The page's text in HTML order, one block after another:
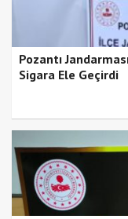
Pozantı
Sigara Ele Geçirdi